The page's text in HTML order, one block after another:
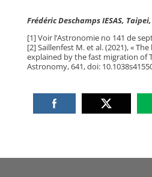
Frédéric Deschamps IESAS,
[1] Voir l’Astronomie no 141 de
[2] Saillenfest M. et al. (2021), «
explained by the fast migration of
Astronomy, 641, doi: